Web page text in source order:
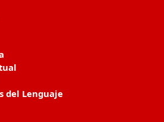
del Lenguaje